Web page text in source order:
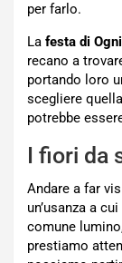
per farlo.
La festa di
recano a
portando loro
scegliere
potrebbe
I fiori da
Andare a far
un’usanza a
comune
prestiamo